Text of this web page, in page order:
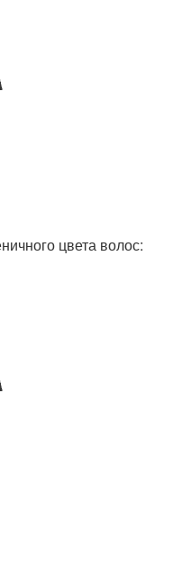
цвета волос: